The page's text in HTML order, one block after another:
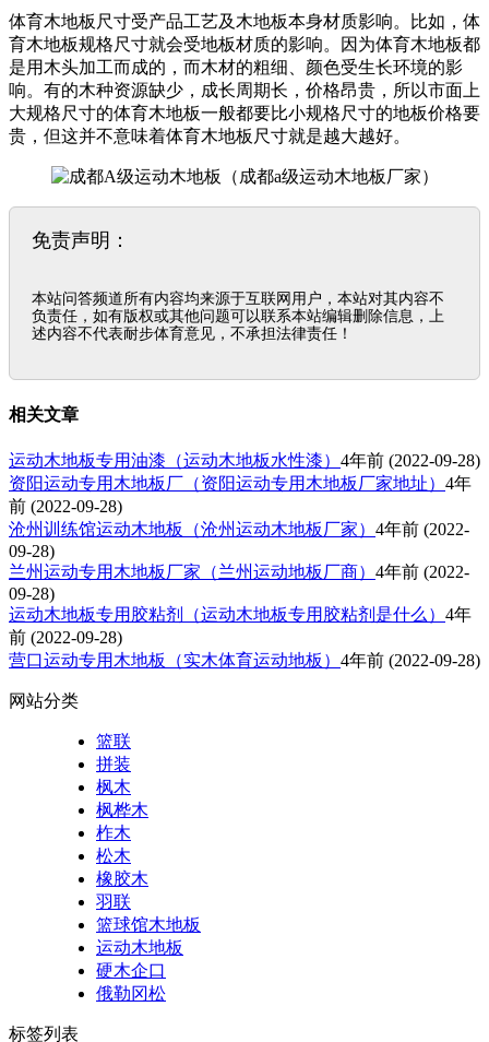
体育木地板尺寸受产品工艺及木地板本身材质影响。比如，体
育木地板规格尺寸就会受地板材质的影响。因为体育木地板都
是用木头加工而成的，而木材的粗细、颜色受生长环境的影
响。有的木种资源缺少，成长周期长，价格昂贵，所以市面上
大规格尺寸的体育木地板一般都要比小规格尺寸的地板价格要
贵，但这并不意味着体育木地板尺寸就是越大越好。
免责声明：
本站问答频道所有内容均来源于互联网用户，本站对其内容不
负责任，如有版权或其他问题可以联系本站编辑删除信息，上
述内容不代表耐步体育意见，不承担法律责任！
相关文章
运动木地板专用油漆（运动木地板水性漆） 4年前 (2022-09-28)
资阳运动专用木地板厂（资阳运动专用木地板厂家地址） 4年
前 (2022-09-28)
沧州训练馆运动木地板（沧州运动木地板厂家） 4年前 (2022-
09-28)
兰州运动专用木地板厂家（兰州运动地板厂商） 4年前 (2022-
09-28)
运动木地板专用胶粘剂（运动木地板专用胶粘剂是什么） 4年
前 (2022-09-28)
营口运动专用木地板（实木体育运动地板） 4年前 (2022-09-28)
网站分类
篮联
拼装
枫木
枫桦木
柞木
松木
橡胶木
羽联
篮球馆木地板
运动木地板
硬木企口
俄勒冈松
标签列表